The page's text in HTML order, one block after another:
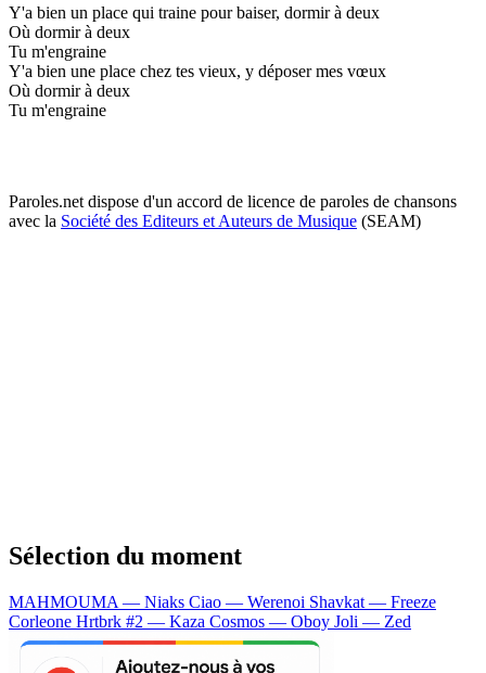
Y'a bien un place qui traine pour baiser, dormir à deux
Où dormir à deux
Tu m'engraine
Y'a bien une place chez tes vieux, y déposer mes vœux
Où dormir à deux
Tu m'engraine
Paroles.net dispose d'un accord de licence de paroles de chansons
avec la Société des Editeurs et Auteurs de Musique (SEAM)
Sélection du moment
MAHMOUMA — Niaks Ciao — Werenoi Shavkat — Freeze
Corleone Hrtbrk #2 — Kaza Cosmos — Oboy Joli — Zed